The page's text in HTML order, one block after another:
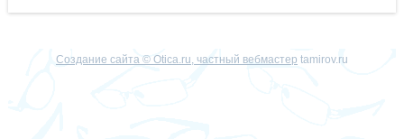
Создание сайта © Otica.ru, частный вебмастер tamirov.ru